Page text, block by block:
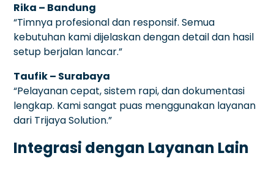
Rika – Bandung
“Timnya profesional dan responsif. Semua
kebutuhan kami dijelaskan dengan detail dan hasil
setup berjalan lancar.”
Taufik – Surabaya
“Pelayanan cepat, sistem rapi, dan dokumentasi
lengkap. Kami sangat puas menggunakan layanan
dari Trijaya Solution.”
Integrasi dengan Layanan Lain